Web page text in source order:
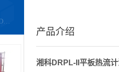
RECOMMENDED PRODUCTS
产品介绍
湘科DRPL-II平板热流